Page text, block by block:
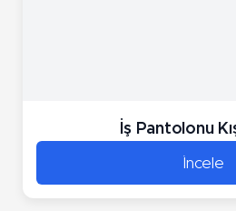
İş Pantolonu
İncele